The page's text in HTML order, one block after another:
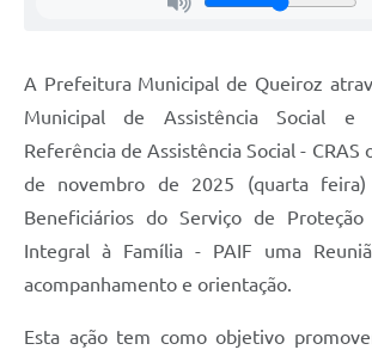
A Prefeitura Municipal de Queiroz
Municipal de Assistência Social
Referência de Assistência Social -
de novembro de 2025 (quarta
Beneficiários do Serviço de
Integral à Família - PAIF uma
acompanhamento e orientação.
Esta ação tem como objetivo